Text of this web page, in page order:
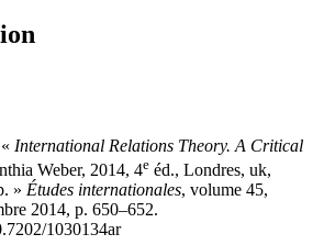
International Relations Theory. A Critical
Weber, 2014, 4e éd., Londres, uk,
» Études internationales, volume 45,
2014, p. 650–652.
1030134ar